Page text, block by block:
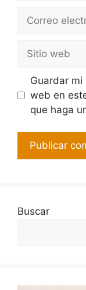
Guardar
web en
que haga
Buscar